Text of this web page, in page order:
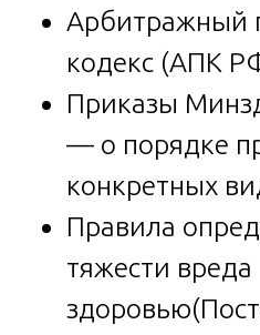
Арбитражный
кодекс (АПК
Приказы
— о порядке
конкретных
Правила
тяжести вреда